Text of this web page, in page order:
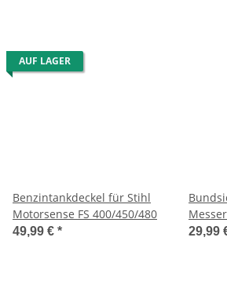
AUF LAGER
Benzintankdeckel für Stihl
Motorsense FS 400/450/480
49,99 € *
FS 130
29,99